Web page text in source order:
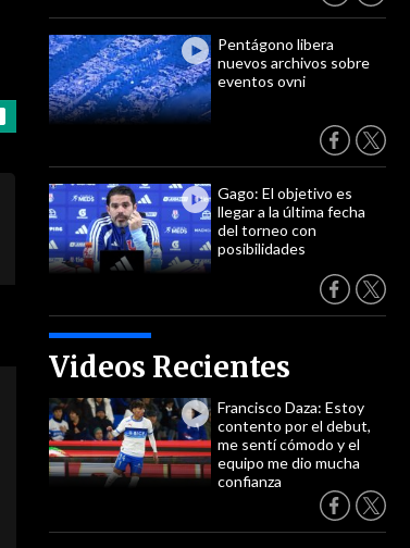
Pentágono libera
nuevos archivos sobre
eventos ovni
Gago: El objetivo es
llegar a la última fecha
del torneo con
posibilidades
Videos Recientes
Francisco Daza: Estoy
contento por el debut,
me sentí cómodo y el
equipo me dio mucha
confianza